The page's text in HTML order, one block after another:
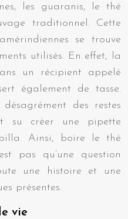
les guaranis, le thé
traditionnel. Cette
se trouve
utilisés. En effet, la
un récipient appelé
également de tasse.
des restes
su créer une pipette
Ainsi, boire le thé
pas qu’une question
une histoire et une
présentes.
vie